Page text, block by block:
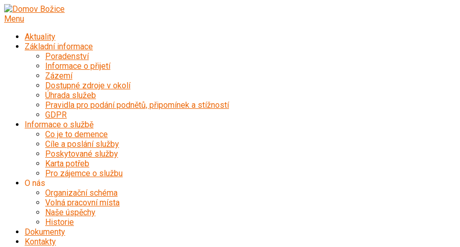
Přeskočit
na
Menu
Aktuality
Základní informace
Poradenství
Informace o přijetí
Zázemí
Dostupné zdroje v okolí
Úhrada služeb
Pravidla pro podání podnětů, připomínek a stížností
GDPR
Informace o službě
Co je to demence
Cíle a poslání služby
Poskytované služby
Karta potřeb
Pro zájemce o službu
O nás
Organizační schéma
Volná pracovní místa
Naše úspěchy
Historie
Dokumenty
Kontakty